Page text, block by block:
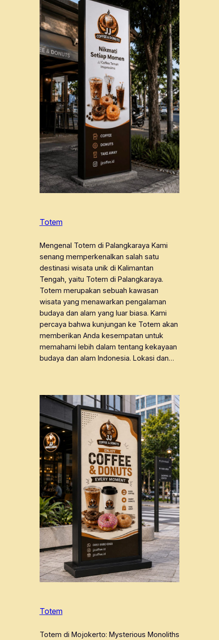
Totem
Mengenal Totem di Palangkaraya Kami
senang memperkenalkan salah satu
destinasi wisata unik di Kalimantan
Tengah, yaitu Totem di Palangkaraya.
Totem merupakan sebuah kawasan
wisata yang menawarkan pengalaman
budaya dan alam yang luar biasa. Kami
percaya bahwa kunjungan ke Totem akan
memberikan Anda kesempatan untuk
memahami lebih dalam tentang kekayaan
budaya dan alam Indonesia. Lokasi dan…
Totem
Totem di Mojokerto: Mysterious Monoliths